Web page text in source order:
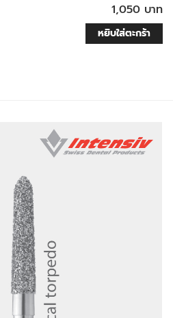
1,050 บาท
หยิบใส่ตะกร้า